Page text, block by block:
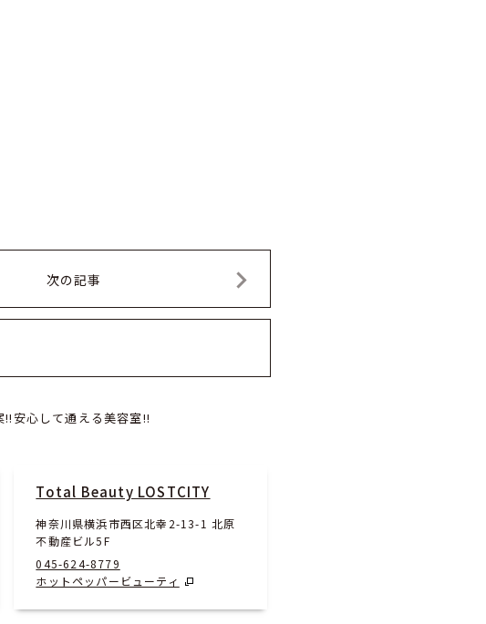
次の記事
安心して通える美容室!!
Total Beauty LOSTCITY
神奈川県横浜市西区北幸2-13-1 北原
不動産ビル5F
045-624-8779
ホットペッパービューティ